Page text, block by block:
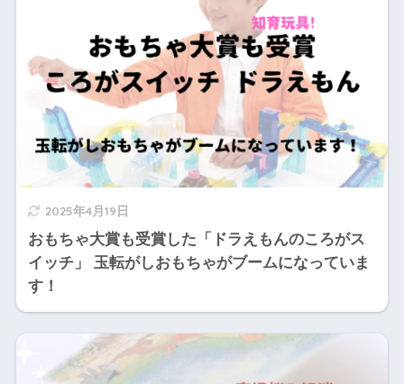
2025年4月19日
おもちゃ大賞も受賞した「ドラえもんのころがス
イッチ」 玉転がしおもちゃがブームになっていま
す！